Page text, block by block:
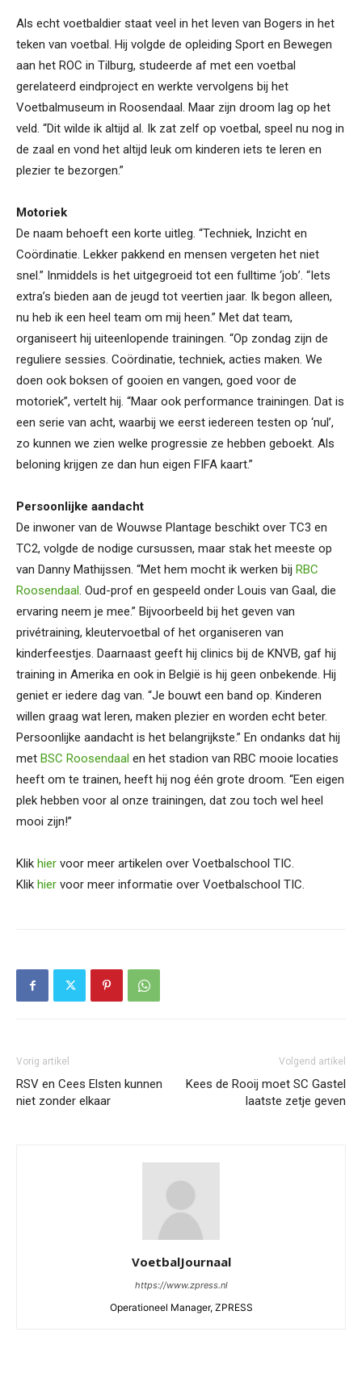
Als echt voetbaldier staat veel in het leven van Bogers in het
teken van voetbal. Hij volgde de opleiding Sport en Bewegen
aan het ROC in Tilburg, studeerde af met een voetbal
gerelateerd eindproject en werkte vervolgens bij het
Voetbalmuseum in Roosendaal. Maar zijn droom lag op het
veld. “Dit wilde ik altijd al. Ik zat zelf op voetbal, speel nu nog in
de zaal en vond het altijd leuk om kinderen iets te leren en
plezier te bezorgen.”
Motoriek
De naam behoeft een korte uitleg. “Techniek, Inzicht en
Coördinatie. Lekker pakkend en mensen vergeten het niet
snel.” Inmiddels is het uitgegroeid tot een fulltime ‘job’. “Iets
extra’s bieden aan de jeugd tot veertien jaar. Ik begon alleen,
nu heb ik een heel team om mij heen.” Met dat team,
organiseert hij uiteenlopende trainingen. “Op zondag zijn de
reguliere sessies. Coördinatie, techniek, acties maken. We
doen ook boksen of gooien en vangen, goed voor de
motoriek”, vertelt hij. “Maar ook performance trainingen. Dat is
een serie van acht, waarbij we eerst iedereen testen op ‘nul’,
zo kunnen we zien welke progressie ze hebben geboekt. Als
beloning krijgen ze dan hun eigen FIFA kaart.”
Persoonlijke aandacht
De inwoner van de Wouwse Plantage beschikt over TC3 en
TC2, volgde de nodige cursussen, maar stak het meeste op
van Danny Mathijssen. “Met hem mocht ik werken bij RBC
Roosendaal. Oud-prof en gespeeld onder Louis van Gaal, die
ervaring neem je mee.” Bijvoorbeeld bij het geven van
privétraining, kleutervoetbal of het organiseren van
kinderfeestjes. Daarnaast geeft hij clinics bij de KNVB, gaf hij
training in Amerika en ook in België is hij geen onbekende. Hij
geniet er iedere dag van. “Je bouwt een band op. Kinderen
willen graag wat leren, maken plezier en worden echt beter.
Persoonlijke aandacht is het belangrijkste.” En ondanks dat hij
met BSC Roosendaal en het stadion van RBC mooie locaties
heeft om te trainen, heeft hij nog één grote droom. “Een eigen
plek hebben voor al onze trainingen, dat zou toch wel heel
mooi zijn!”
Klik hier voor meer artikelen over Voetbalschool TIC.
Klik hier voor meer informatie over Voetbalschool TIC.
Vorig artikel
RSV en Cees Elsten kunnen
niet zonder elkaar
Volgend artikel
Kees de Rooij moet SC Gastel
laatste zetje geven
VoetbalJournaal
https://www.zpress.nl
Operationeel Manager, ZPRESS